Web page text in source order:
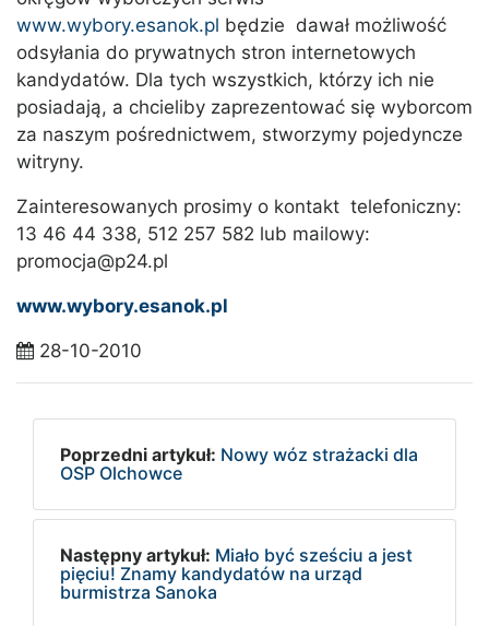
www.wybory.esanok.pl będzie dawał możliwość
odsyłania do prywatnych stron internetowych
kandydatów. Dla tych wszystkich, którzy ich nie
posiadają, a chcieliby zaprezentować się wyborcom
za naszym pośrednictwem, stworzymy pojedyncze
witryny.
Zainteresowanych prosimy o kontakt telefoniczny:
13 46 44 338, 512 257 582 lub mailowy:
promocja@p24.pl
www.wybory.esanok.pl
28-10-2010
Poprzedni artykuł: Nowy wóz strażacki dla
OSP Olchowce
Następny artykuł: Miało być sześciu a jest
pięciu! Znamy kandydatów na urząd
burmistrza Sanoka